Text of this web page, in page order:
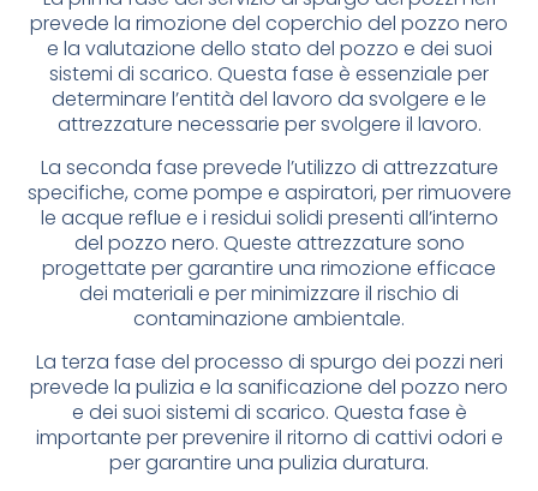
prevede la rimozione del coperchio del pozzo nero
e la valutazione dello stato del pozzo e dei suoi
sistemi di scarico. Questa fase è essenziale per
determinare l’entità del lavoro da svolgere e le
attrezzature necessarie per svolgere il lavoro.
La seconda fase prevede l’utilizzo di attrezzature
specifiche, come pompe e aspiratori, per rimuovere
le acque reflue e i residui solidi presenti all’interno
del pozzo nero. Queste attrezzature sono
progettate per garantire una rimozione efficace
dei materiali e per minimizzare il rischio di
contaminazione ambientale.
La terza fase del processo di spurgo dei pozzi neri
prevede la pulizia e la sanificazione del pozzo nero
e dei suoi sistemi di scarico. Questa fase è
importante per prevenire il ritorno di cattivi odori e
per garantire una pulizia duratura.